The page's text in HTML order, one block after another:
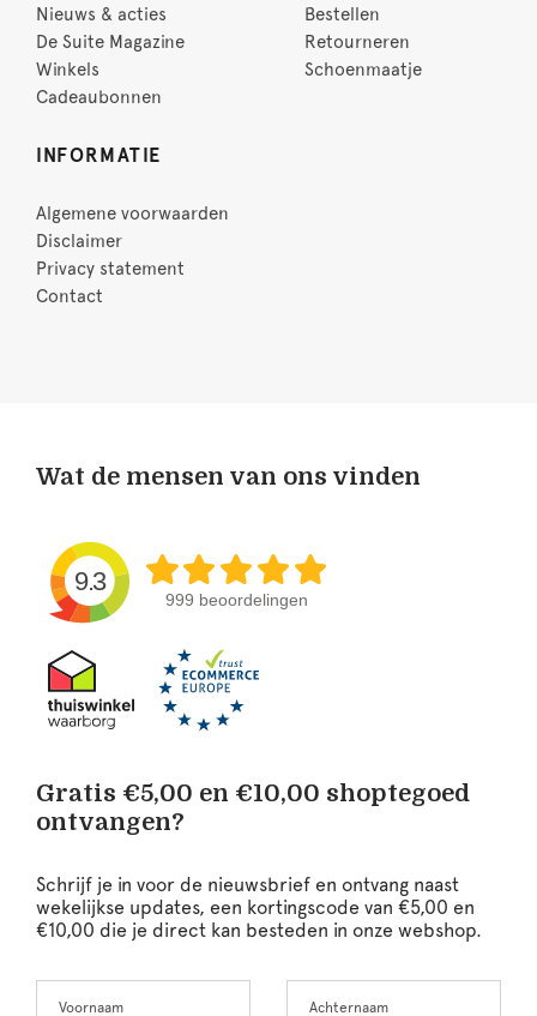
Nieuws & acties
De Suite Magazine
Winkels
Cadeaubonnen
Bestellen
Retourneren
Schoenmaatje
INFORMATIE
Algemene voorwaarden
Disclaimer
Privacy statement
Contact
Wat de mensen van ons vinden
9.3
999 beoordelingen
Gratis €5,00 en €10,00 shoptegoed
ontvangen?
Schrijf je in voor de nieuwsbrief en ontvang naast
wekelijkse updates, een kortingscode van €5,00 en
€10,00 die je direct kan besteden in onze webshop.
this